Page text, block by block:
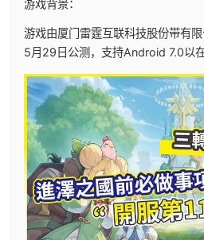
游戏背景：
游戏由厦门雷霆互联科技股份带有
5月29日公测，支持Android 7.0以在